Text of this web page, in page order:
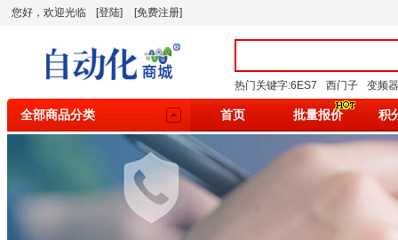
您好，欢迎光临 [登陆] [免费注册]
热门关键字:6ES7 西门子 变频器
全部商品分类 首页 批量报价 积